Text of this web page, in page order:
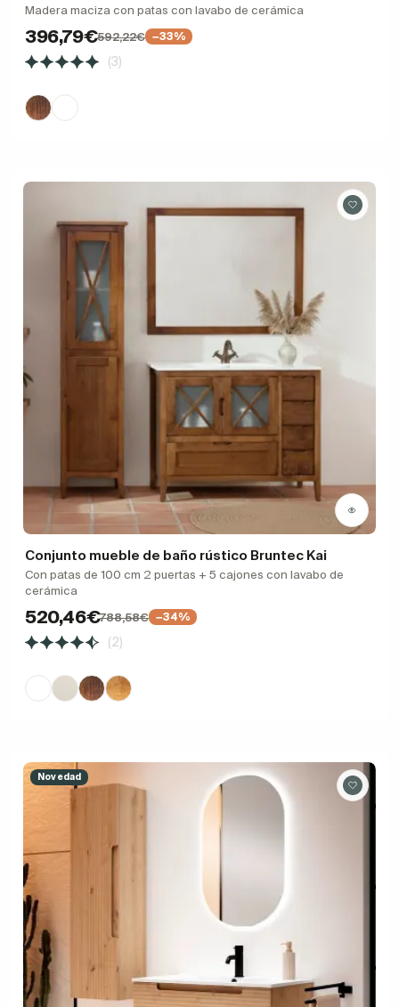
Madera maciza con patas con lavabo de cerámica
396,79€592,22€ −33%
(3)
Conjunto mueble de baño rústico Bruntec Kai
Con patas de 100 cm 2 puertas + 5 cajones con lavabo de
cerámica
520,46€788,58€ −34%
(2)
Novedad